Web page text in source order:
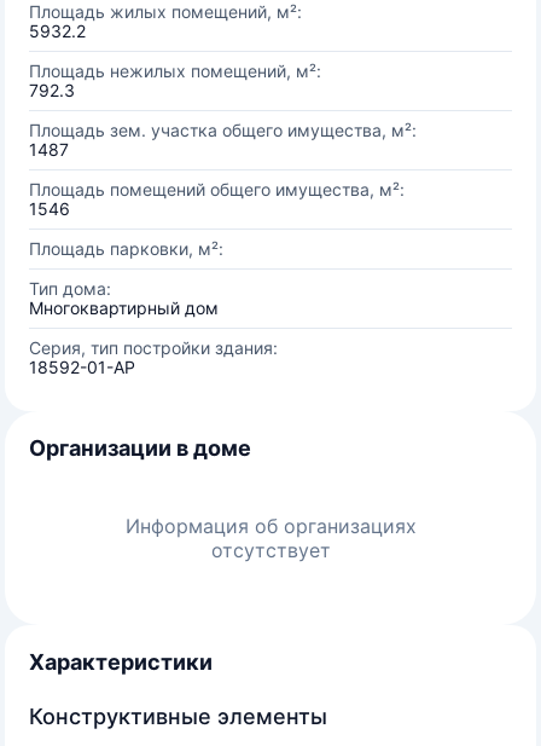
Площадь жилых помещений, м²:
5932.2
Площадь нежилых помещений, м²:
792.3
Площадь зем. участка общего имущества, м²:
1487
Площадь помещений общего имущества, м²:
1546
Площадь парковки, м²:
Тип дома:
Многоквартирный дом
Серия, тип постройки здания:
18592-01-АР
Организации в доме
Информация об организациях
отсутствует
Характеристики
Конструктивные элементы